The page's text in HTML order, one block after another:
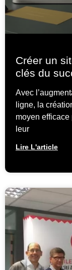
Créer un
clés du
Avec
ligne, la
moyen
leur
Lire L'article